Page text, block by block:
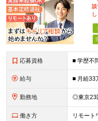
応募資格
給与
勤務地
働き方 リモート